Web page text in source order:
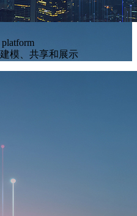
platform
模、共享和展示